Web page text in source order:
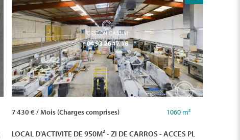
7 430 € / Mois (Charges comprises) 1060 m²
LOCAL D'ACTIVITE DE 950M² - ZI DE CARROS - ACCES PL